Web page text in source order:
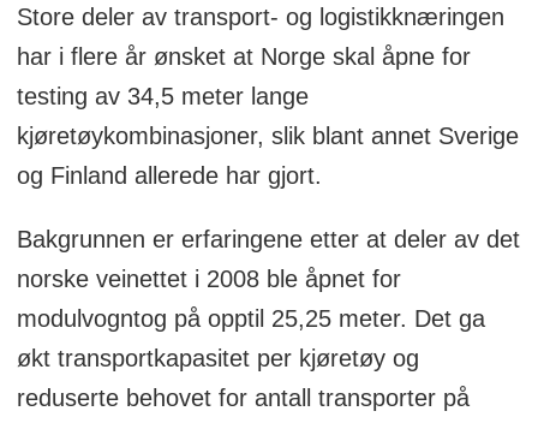
Store deler av transport- og logistikknæringen
har i flere år ønsket at Norge skal åpne for
testing av 34,5 meter lange
kjøretøykombinasjoner, slik blant annet Sverige
og Finland allerede har gjort.
Bakgrunnen er erfaringene etter at deler av det
norske veinettet i 2008 ble åpnet for
modulvogntog på opptil 25,25 meter. Det ga
økt transportkapasitet per kjøretøy og
reduserte behovet for antall transporter på